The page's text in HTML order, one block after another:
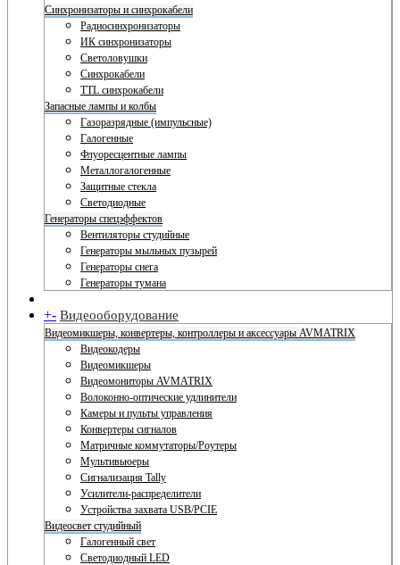
Синхронизаторы и синхрокабели
Радиосинхронизаторы
ИК синхронизаторы
Светоловушки
Синхрокабели
TTL синхрокабели
Запасные лампы и колбы
Газоразрядные (импульсные)
Галогенные
Флуоресцентные лампы
Металлогалогенные
Защитные стекла
Светодиодные
Генераторы спецэффектов
Вентиляторы студийные
Генераторы мыльных пузырей
Генераторы снега
Генераторы тумана
+- Видеооборудование
Видеомикшеры, конвертеры, контроллеры и аксессуары AVMATRIX
Видеокодеры
Видеомикшеры
Видеомониторы AVMATRIX
Волоконно-оптические удлинители
Камеры и пульты управления
Конвертеры сигналов
Матричные коммутаторы/Роутеры
Мультивьюеры
Сигнализация Tally
Усилители-распределители
Устройства захвата USB/PCIE
Видеосвет студийный
Галогенный свет
Светодиодный LED